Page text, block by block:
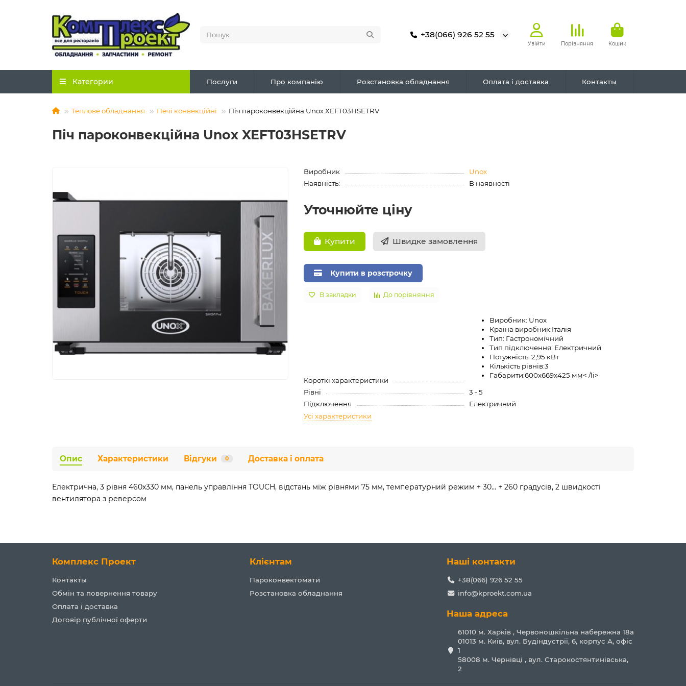
+38(066) 926 52 55
Увійти Порівняння Кошик
Категории Послуги Про компанію Розстановка обладнання Оплата і доставка Контакты
Теплове обладнання Печі конвекційні Піч пароконвекційна Unox XEFT03HSETRV
Піч пароконвекційна Unox XEFT03HSETRV
Виробник
Unox
Наявність:
В наявності
Уточнюйте ціну
Купити Швидке замовлення
Купити в розстрочку
В закладки До порівняння
Короткі характеристики
Виробник: Unox
Країна виробник:Італія
Тип: Гастрономічний
Тип підключення: Електричний
Потужність: 2,95 кВт
Кількість рівнів:3
Габарити:600х669х425 мм< /li>
Рівні
3 - 5
Підключення
Електричний
Усі характеристики
Опис Характеристики Відгуки 0 Доставка і оплата
Електрична, 3 рівня 460х330 мм, панель управління TOUCH, відстань між рівнями 75 мм, температурний режим + 30... + 260 градусів, 2 швидкості
вентилятора з реверсом
Комплекс Проект
Контакты
Обмін та повернення товару
Оплата і доставка
Договір публічної оферти
Клієнтам
Пароконвектомати
Розстановка обладнання
Наші контакти
+38(066) 926 52 55
info@kproekt.com.ua
Наша адреса
61010 м. Харків , Червоношкільна набережна 18а
01013 м. Київ, вул. Будіндустрії, 6, корпус А, офіс
1
58008 м. Чернівці , вул. Старокостянтинівська,
2